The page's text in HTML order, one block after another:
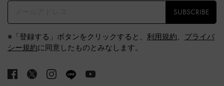
SUBSCRIBE
※「登録する」ボタンをクリックすると、 利用規約、 プライバ
シー規約に同意したものとみなします。